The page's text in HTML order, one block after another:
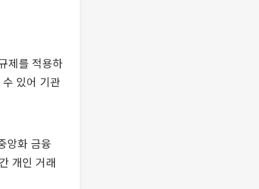
제를 적용하
있어 기관
앙화 금융
개인 거래